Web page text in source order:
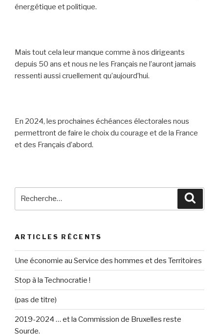
énergétique et politique.
Mais tout cela leur manque comme à nos dirigeants
depuis 50 ans et nous ne les Français ne l’auront jamais
ressenti aussi cruellement qu’aujourd’hui.
En 2024, les prochaines échéances électorales nous
permettront de faire le choix du courage et de la France
et des Français d’abord.
ARTICLES RÉCENTS
Une économie au Service des hommes et des Territoires
Stop à la Technocratie !
(pas de titre)
2019-2024 … et la Commission de Bruxelles reste
Sourde.